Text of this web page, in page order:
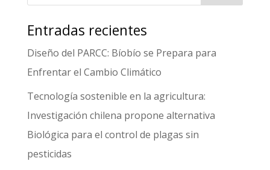
Entradas recientes
Diseño del PARCC: Bíobío se Prepara para
Enfrentar el Cambio Climático
Tecnología sostenible en la agricultura:
Investigación chilena propone alternativa
Biológica para el control de plagas sin
pesticidas